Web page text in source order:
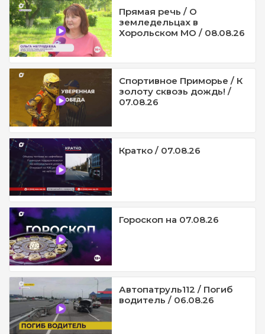
Прямая речь / О
земледельцах в
Хорольском МО / 08.08.26
Спортивное Приморье / К
золоту сквозь дождь! /
07.08.26
Кратко / 07.08.26
Гороскоп на 07.08.26
Автопатруль112 / Погиб
водитель / 06.08.26